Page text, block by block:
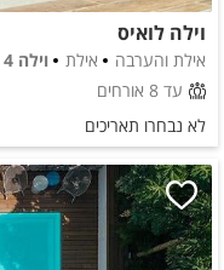
וילה לואיס
אילת והערבה אילת
וילה 4 חדרים
עד 8 אורחים
לא נבחרו תאריכים